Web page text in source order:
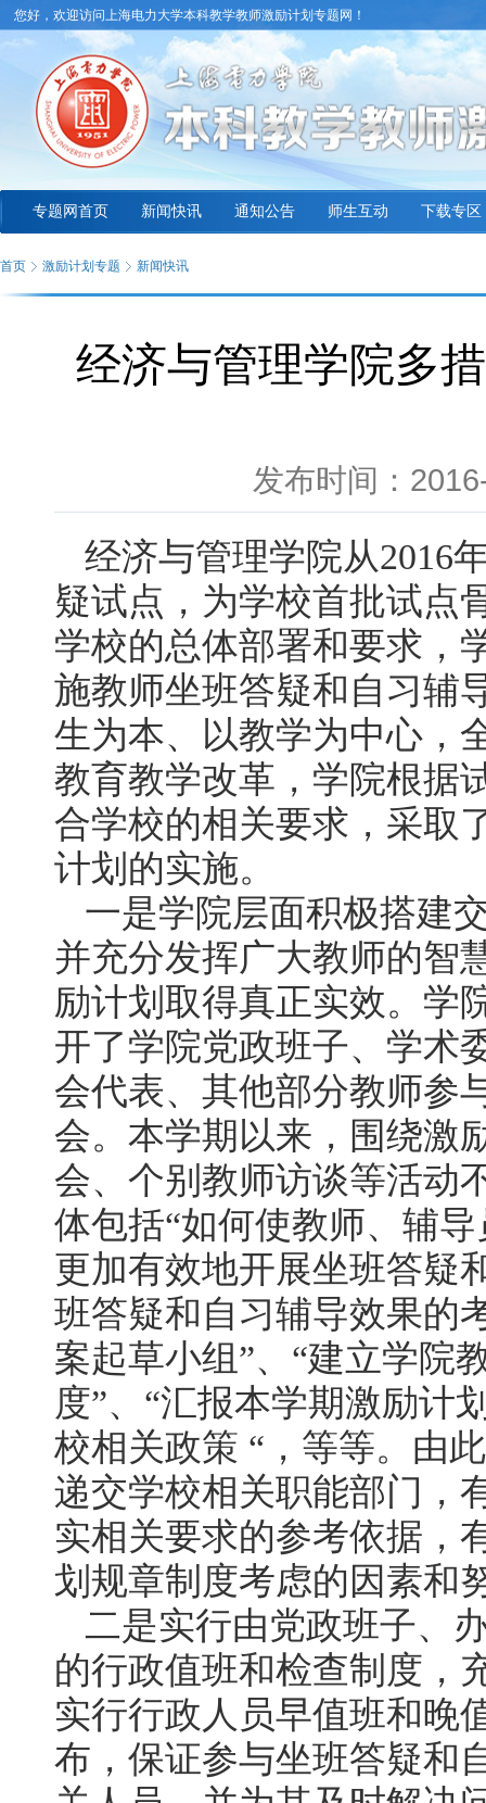
您好，欢迎访问上海电力大学本科教学教师激励计划专题网！
专题网首页 新闻快讯 通知公告 师生互动 下载专区
首页 激励计划专题 新闻快讯
经济与管理学院多
发布时间：
经济与管理学院从2016
疑试点，为学校首批试点
学校的总体部署和要求，
施教师坐班答疑和自习辅
生为本、以教学为中心，
教育教学改革，学院根据
合学校的相关要求，采取
计划的实施。
一是学院层面积极搭建
并充分发挥广大教师的智
励计划取得真正实效。学
开了学院党政班子、学术
会代表、其他部分教师参
会。本学期以来，围绕激
会、个别教师访谈等活动
体包括“如何使教师、辅
更加有效地开展坐班答疑
班答疑和自习辅导效果的
案起草小组”、“建立学院
度”、“汇报本学期激励计
校相关政策 “，等等。由
递交学校相关职能部门，
实相关要求的参考依据，
划规章制度考虑的因素和
二是实行由党政班子、
的行政值班和检查制度，
实行行政人员早值班和晚
布，保证参与坐班答疑和